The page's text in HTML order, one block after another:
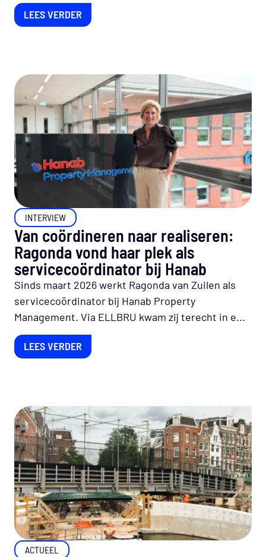
LEES VERDER
INTERVIEW
Van coördineren naar realiseren:
Ragonda vond haar plek als
servicecoördinator bij Hanab
Sinds maart 2026 werkt Ragonda van Zuilen als
servicecoördinator bij Hanab Property
Management. Via ELLBRU kwam zij terecht in e...
LEES VERDER
ACTUEEL